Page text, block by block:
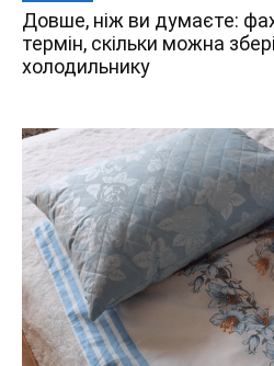
Довше, ніж ви думаєте:
термін, скільки можна
холодильнику